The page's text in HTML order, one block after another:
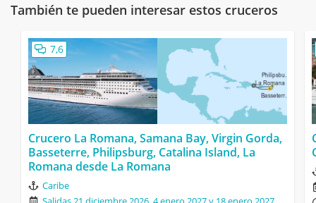
También te pueden interesar estos cruceros
7,6
Crucero La Romana, Samana Bay, Virgin Gorda,
Basseterre, Philipsburg, Catalina Island, La
Romana desde La Romana
Caribe